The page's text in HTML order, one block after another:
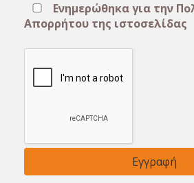
Ενημερώθηκα για την
Απορρήτου της ιστοσελίδας